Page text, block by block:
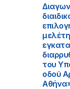
του
οδού